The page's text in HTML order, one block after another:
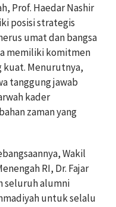
Prof. Haedar Nashir
posisi strategis
umat dan bangsa
memiliki komitmen
kuat. Menurutnya,
tanggung jawab
kader
zaman yang
Wakil
RI, Dr. Fajar
seluruh alumni
untuk selalu